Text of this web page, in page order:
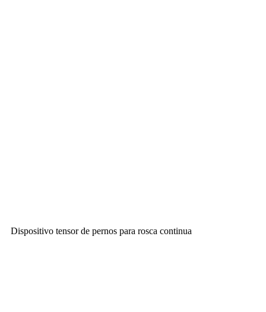
Dispositivo tensor de pernos para rosca continua